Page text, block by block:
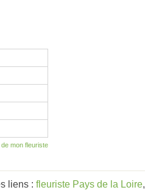
mon fleuriste
liens : fleuriste Pays de la Loire,